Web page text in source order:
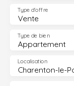
Vente
Type d'offre
Appartement
Type de bien
Charenton-le-
Localisation